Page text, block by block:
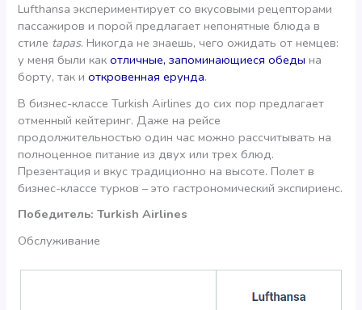
Lufthansa экспериментирует со вкусовыми рецепторами
пассажиров и порой предлагает непонятные блюда в
стиле tapas. Никогда не знаешь, чего ожидать от немцев:
у меня были какотличные, запоминающиеся обеды на
борту, так иоткровенная ерунда.
В бизнес-классе Turkish Airlines до сих пор предлагает
отменный кейтеринг. Даже на рейсе
продолжительностью один час можно рассчитывать на
полноценное питание из двух или трех блюд.
Презентация и вкус традиционно на высоте. Полет в
бизнес-классе турков – это гастрономический экспириенс.
Победитель: Turkish Airlines
Обслуживание